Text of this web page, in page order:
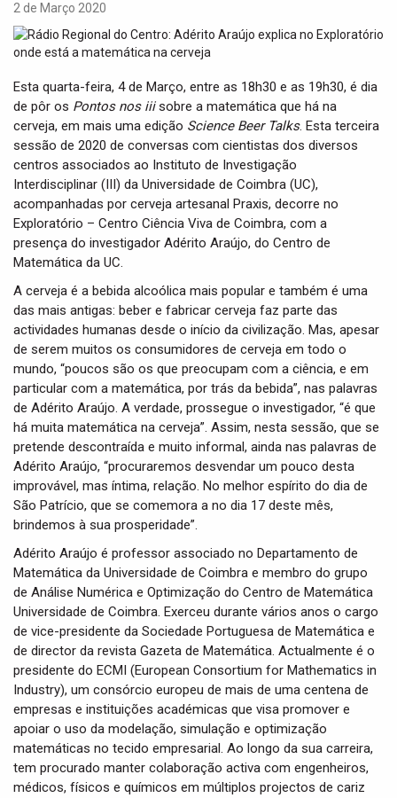
a
o
2 de Março 2020
Esta quarta-feira, 4 de Março, entre as 18h30 e as 19h30, é dia
de pôr os Pontos nos iiisobre a matemática que há na
cerveja, em mais uma edição Science Beer Talks. Esta terceira
sessão de 2020 de conversas com cientistas dos diversos
centros associados ao Instituto de Investigação
Interdisciplinar (III) da Universidade de Coimbra (UC),
acompanhadas por cerveja artesanal Praxis, decorre no
Exploratório – Centro Ciência Viva de Coimbra, com a
presença do investigador Adérito Araújo, do Centro de
Matemática da UC.
A cerveja é a bebida alcoólica mais popular e também é uma
das mais antigas: beber e fabricar cerveja faz parte das
actividades humanas desde o início da civilização. Mas, apesar
de serem muitos os consumidores de cerveja em todo o
mundo, “poucos são os que preocupam com a ciência, e em
particular com a matemática, por trás da bebida”, nas palavras
de Adérito Araújo. A verdade, prossegue o investigador, “é que
há muita matemática na cerveja”. Assim, nesta sessão, que se
pretende descontraída e muito informal, ainda nas palavras de
Adérito Araújo, “procuraremos desvendar um pouco desta
improvável, mas íntima, relação. No melhor espírito do dia de
São Patrício, que se comemora a no dia 17 deste mês,
brindemos à sua prosperidade”.
Adérito Araújo é professor associado no Departamento de
Matemática da Universidade de Coimbra e membro do grupo
de Análise Numérica e Optimização do Centro de Matemática
Universidade de Coimbra. Exerceu durante vários anos o cargo
de vice-presidente da Sociedade Portuguesa de Matemática e
de director da revista Gazeta de Matemática. Actualmente é o
presidente do ECMI (European Consortium for Mathematics in
Industry), um consórcio europeu de mais de uma centena de
empresas e instituições académicas que visa promover e
apoiar o uso da modelação, simulação e optimização
matemáticas no tecido empresarial. Ao longo da sua carreira,
tem procurado manter colaboração activa com engenheiros,
médicos, físicos e químicos em múltiplos projectos de cariz